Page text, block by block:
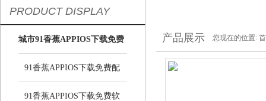
PRODUCT DISPLAY
城市91香蕉APPIOS下载免费
系统
91香蕉APPIOS下载免费配
件
91香蕉APPIOS下载免费软
产品展示 您现在的位置: